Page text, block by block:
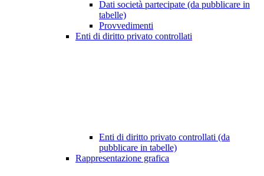
Dati società partecipate (da pubblicare in
tabelle)
Provvedimenti
Enti di diritto privato controllati
Enti di diritto privato controllati (da
pubblicare in tabelle)
Rappresentazione grafica